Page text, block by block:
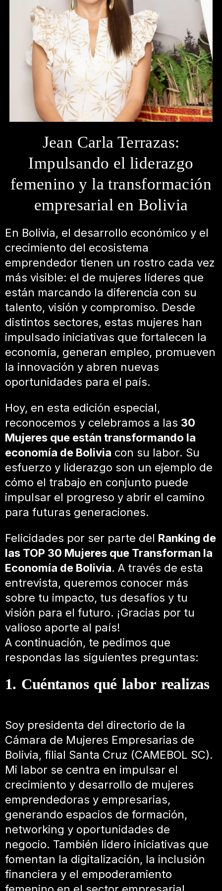
Jean Carla Terrazas:
Impulsando el liderazgo
femenino y la transformación
empresarial en Bolivia
En Bolivia, el desarrollo económico y el
crecimiento del ecosistema
emprendedor tienen un rostro cada vez
más visible: el de mujeres líderes que
están marcando la diferencia con su
talento, visión y compromiso. Desde
distintos sectores, estas mujeres han
impulsado iniciativas que fortalecen la
economía, generan empleo, promueven
la innovación y abren nuevas
oportunidades para el país.
Hoy, en esta edición especial,
reconocemos y celebramos a las 30
Mujeres que están transformando la
economía de Bolivia con su labor. Su
esfuerzo y liderazgo son un ejemplo de
cómo el trabajo en conjunto puede
impulsar el progreso y abrir el camino
para futuras generaciones.
Felicidades por ser parte del Ranking de
las TOP 30 Mujeres que Transforman la
Economía de Bolivia. A través de esta
entrevista, queremos conocer más
sobre tu impacto, tus desafíos y tu
visión para el futuro. ¡Gracias por tu
valioso aporte al país!
A continuación, te pedimos que
respondas las siguientes preguntas:
1. Cuéntanos qué labor realizas
Soy presidenta del directorio de la
Cámara de Mujeres Empresarias de
Bolivia, filial Santa Cruz (CAMEBOL SC).
Mi labor se centra en impulsar el
crecimiento y desarrollo de mujeres
emprendedoras y empresarias,
generando espacios de formación,
networking y oportunidades de
negocio. También lidero iniciativas que
fomentan la digitalización, la inclusión
financiera y el empoderamiento